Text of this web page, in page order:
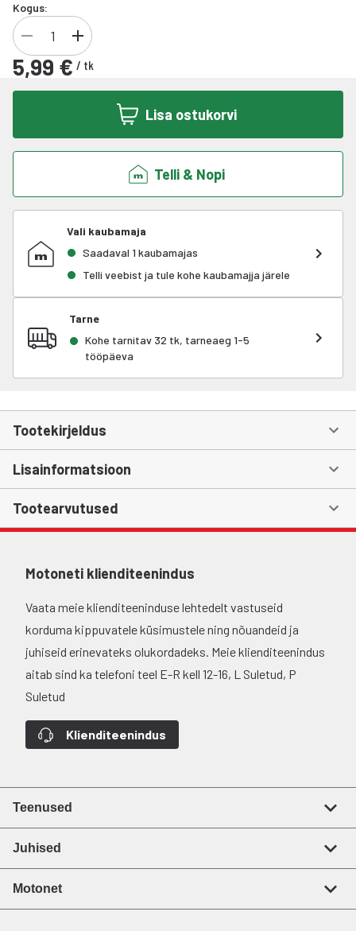
Kogus:
5,99 € / tk
Lisa ostukorvi
Telli & Nopi
Vali kaubamaja
Saadaval 1 kaubamajas
Telli veebist ja tule kohe kaubamajja järele
Tarne
Kohe tarnitav 32 tk, tarneaeg 1-5
tööpäeva
Tootekirjeldus
Lisainformatsioon
Tootearvutused
Motoneti klienditeenindus
Vaata meie klienditeeninduse lehtedelt vastuseid
korduma kippuvatele küsimustele ning nõuandeid ja
juhiseid erinevateks olukordadeks. Meie klienditeenindus
aitab sind ka telefoni teel E-R kell 12-16, L Suletud, P
Suletud
Klienditeenindus
Teenused
Juhised
Motonet